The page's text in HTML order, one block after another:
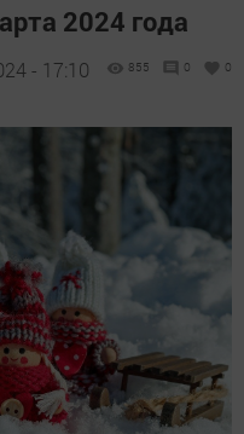
2024 года
- 17:10 855 0 0